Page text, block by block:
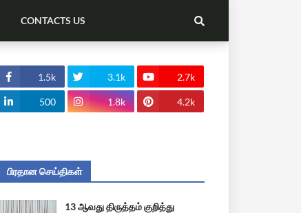
CONTACTS US
1.5k 3.1k 2.7k
500 1.8k 4.2k
பிரதான செய்திகள்
13 ஆவது திருத்தம் குறித்து